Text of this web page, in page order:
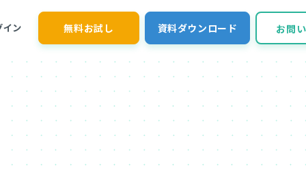
無料お試し 資料ダウンロード お問
イン